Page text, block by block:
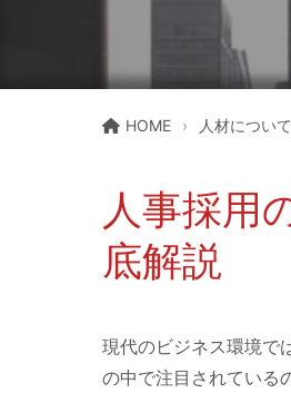
HOME 人材について
人事採用
底解説
現代のビジネス環境で
の中で注目されている